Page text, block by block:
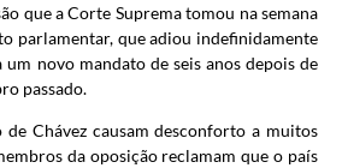
que a Corte Suprema tomou na semana
parlamentar, que adiou indefinidamente
um novo mandato de seis anos depois de
passado.
Chávez causam desconforto a muitos
da oposição reclamam que o país